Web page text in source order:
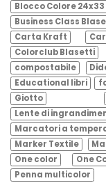
Blocco Colore 24x33
Business Class
Carta Kraft
Colorclub Blasetti
compostabile
Educational libri
Giotto
Lente di
Marcatori a
Marker Textile
One color
One
Penna multicolor